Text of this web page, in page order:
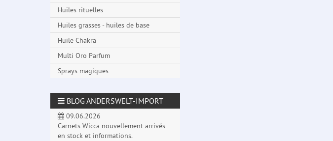
Huiles rituelles
Huiles grasses - huiles de base
Huile Chakra
Multi Oro Parfum
Sprays magiques
BLOG ANDERSWELT-IMPORT
09.06.2026
Carnets Wicca nouvellement arrivés
en stock et informations.